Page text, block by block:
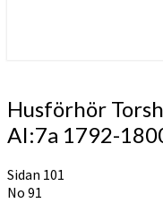
Husförhör
Torshälla
Stadsförsamling
1792-
1800
Husförhör
AI:7a 1792-
Sidan 101
No 91